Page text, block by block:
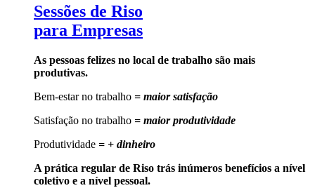
Sessões de Riso
para Empresas
As pessoas felizes no local de trabalho são mais
produtivas.
Bem-estar no trabalho = maior satisfação
Satisfação no trabalho = maior produtividade
Produtividade = + dinheiro
A prática regular de Riso trás inúmeros benefícios a nível
coletivo e a nível pessoal.